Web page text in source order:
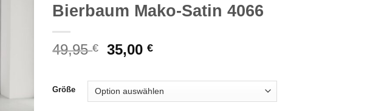
Bierbaum Mako-Satin 4066
49,95€
Ursprünglicher
war:
49,95 €
35,00€Aktueller
ist:
35,00 €.
Größe